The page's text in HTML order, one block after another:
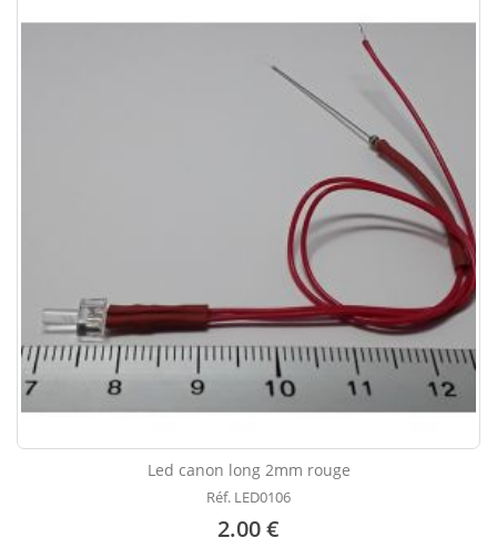
Led canon long 2mm rouge
Réf. LED0106
2.00 €